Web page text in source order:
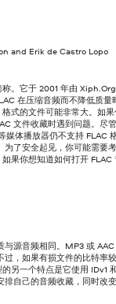
and Erik de Castro Lopo
。它于 2001 年由
在压缩音频而不降低质量
式的文件可能非常大。如
文件收藏时遇到问题。尽
体播放器仍不支持 FLAC
了安全起见，你可能需要
果你想知道如何打开 FLAC
与源音频相同。MP3 或
，如果有损文件的比特率
另一个特点是它使用 IDv1
自己的音频收藏，同时改